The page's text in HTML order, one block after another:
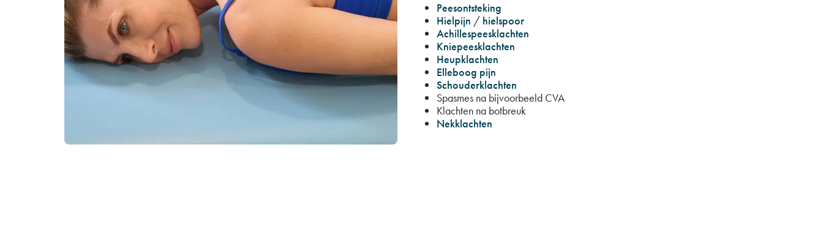
Peesontsteking
Hielpijn / hielspoor
Achillespeesklachten
Kniepeesklachten
Heupklachten
Elleboog pijn
Schouderklachten
Spasmes na bijvoorbeeld CVA
Klachten na botbreuk
Nekklachten